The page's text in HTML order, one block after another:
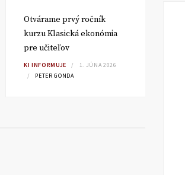
Otvárame prvý ročník
kurzu Klasická ekonómia
pre učiteľov
KI INFORMUJE
1. JÚNA 2026
PETER GONDA